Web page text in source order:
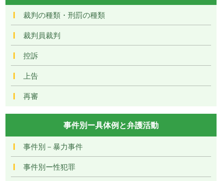
裁判の種類・刑罰の種類
裁判員裁判
控訴
上告
再審
事件別ー具体例と弁護活動
事件別－暴力事件
事件別ー性犯罪